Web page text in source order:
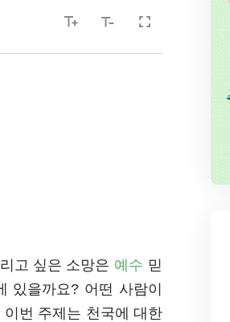
고 싶은 소망은 예수 믿
있을까요? 어떤 사람이
번 주제는 천국에 대한